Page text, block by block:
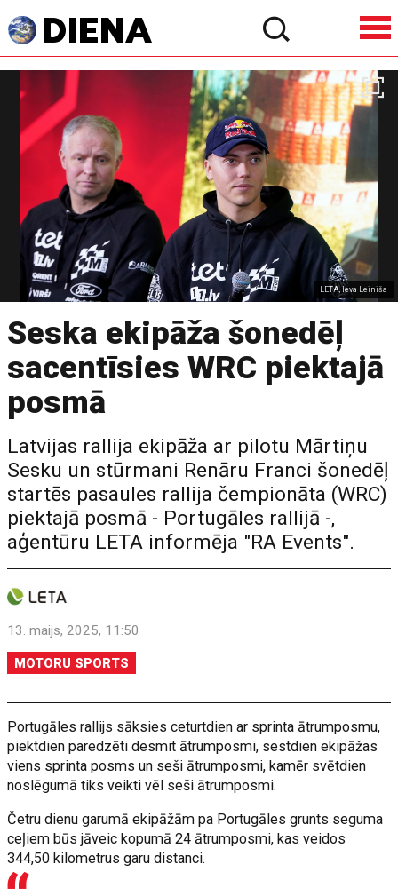
LETA, Ieva Leiniša
Seska ekipāža šonedēļ
sacentīsies WRC piektajā
posmā
Latvijas rallija ekipāža ar pilotu Mārtiņu
Sesku un stūrmani Renāru Franci šonedēļ
startēs pasaules rallija čempionāta (WRC)
piektajā posmā - Portugāles rallijā -,
aģentūru LETA informēja "RA Events".
13. maijs, 2025, 11:50
MOTORU SPORTS
Portugāles rallijs sāksies ceturtdien ar sprinta ātrumposmu,
piektdien paredzēti desmit ātrumposmi, sestdien ekipāžas
viens sprinta posms un seši ātrumposmi, kamēr svētdien
noslēgumā tiks veikti vēl seši ātrumposmi.
Četru dienu garumā ekipāžām pa Portugāles grunts seguma
ceļiem būs jāveic kopumā 24 ātrumposmi, kas veidos
344,50 kilometrus garu distanci.